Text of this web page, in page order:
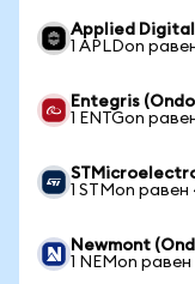
Applied Digital
1 APLDon
Entegris
1 ENTGon
1 STMon
Newmont
1 NEMon